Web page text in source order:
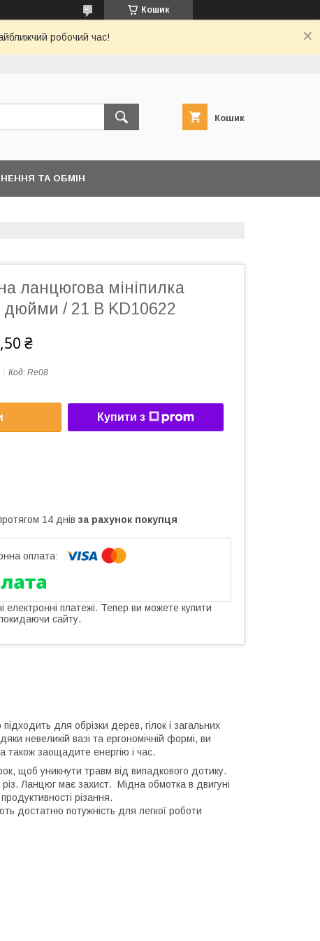
Кошик
робочий час!
Кошик
ТА ОБМІН
ланцюгова мініпилка
дюйми / 21 В KD10622
₴
Код: Re08
Купити з
14 днів за рахунок покупця
електронні платежі. Тепер ви можете купити
сайту.
для обрізки дерев, гілок і загальних
невеликій вазі та ергономічній формі, ви
також заощадите енергію і час.
щоб уникнути травм від випадкового дотику.
Ланцюг має захист. Мідна обмотка в двигуні
різання.
достатню потужність для легкої роботи